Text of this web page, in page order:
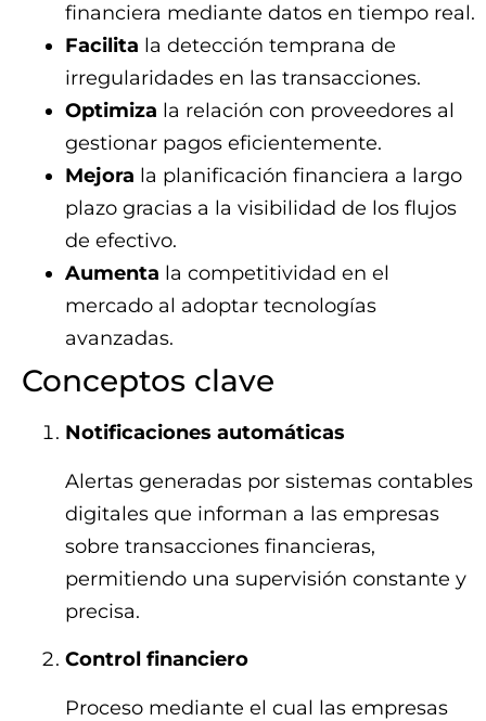
financiera mediante datos en tiempo real.
Facilita la detección temprana de
irregularidades en las transacciones.
Optimiza la relación con proveedores al
gestionar pagos eficientemente.
Mejora la planificación financiera a largo
plazo gracias a la visibilidad de los flujos
de efectivo.
Aumenta la competitividad en el
mercado al adoptar tecnologías
avanzadas.
Conceptos clave
Notificaciones automáticas
Alertas generadas por sistemas contables
digitales que informan a las empresas
sobre transacciones financieras,
permitiendo una supervisión constante y
precisa.
Control financiero
Proceso mediante el cual las empresas